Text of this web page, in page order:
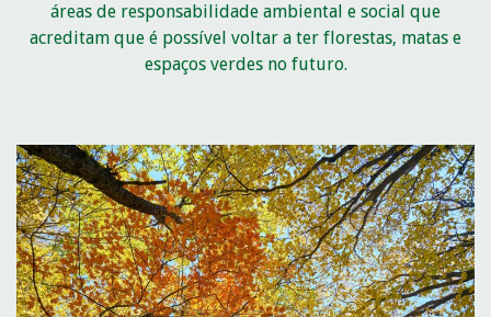
áreas de responsabilidade ambiental e social que
acreditam que é possível voltar a ter florestas, matas e
espaços verdes no futuro.